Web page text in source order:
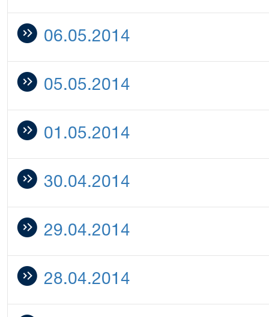
06.05.2014
05.05.2014
01.05.2014
30.04.2014
29.04.2014
28.04.2014